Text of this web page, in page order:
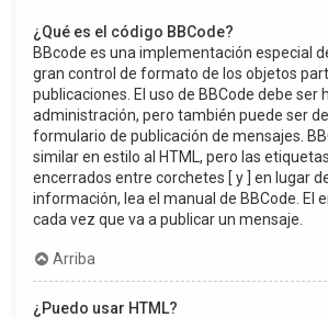
¿Qué es el código BBCode?
BBcode es una implementación especial
gran control de formato de los objetos
publicaciones. El uso de BBCode debe ser
administración, pero también puede ser
formulario de publicación de mensajes.
similar en estilo al HTML, pero las
encerrados entre corchetes [ y ] en lugar
información, lea el manual de BBCode. El
cada vez que va a publicar un mensaje.
Arriba
¿Puedo usar HTML?